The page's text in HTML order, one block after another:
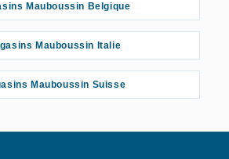
Mauboussin Belgique
Mauboussin Italie
Mauboussin Suisse